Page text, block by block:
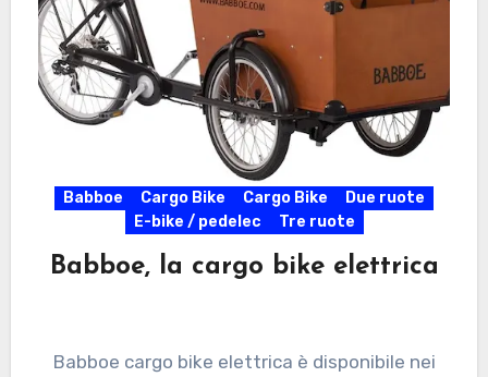
Babboe Cargo Bike Cargo Bike
Due ruote
E-bike / pedelec
Tre ruote
Babboe, la cargo bike elettrica
Babboe cargo bike elettrica è disponibile nei